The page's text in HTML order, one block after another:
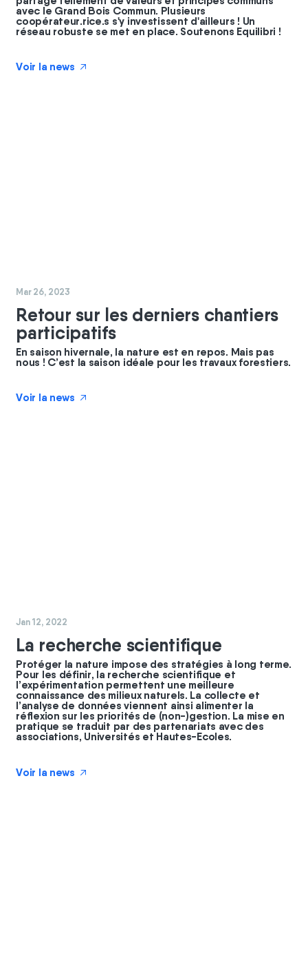
avec le Grand Bois Commun. Plusieurs
coopérateur.rice.s s'y investissent d'ailleurs ! Un
réseau robuste se met en place. Soutenons Equilibri !
Voir la news ↗
#chantier
Mar 26, 2023
Retour sur les derniers chantiers
participatifs
En saison hivernale, la nature est en repos. Mais pas
nous ! C’est la saison idéale pour les travaux forestiers.
Voir la news ↗
#nature
Jan 12, 2022
La recherche scientifique
Protéger la nature impose des stratégies à long terme.
Pour les définir, la recherche scientifique et
l’expérimentation permettent une meilleure
connaissance des milieux naturels. La collecte et
l’analyse de données viennent ainsi alimenter la
réflexion sur les priorités de (non-)gestion. La mise en
pratique se traduit par des partenariats avec des
associations, Universités et Hautes-Ecoles.
Voir la news ↗